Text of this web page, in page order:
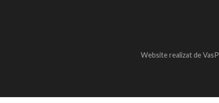
Website realizat de